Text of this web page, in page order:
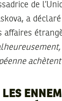
de
a
affaires